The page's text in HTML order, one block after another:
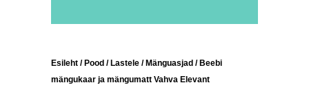
Esileht / Pood / Lastele / Mänguasjad / Beebi
mängukaar ja mängumatt Vahva Elevant